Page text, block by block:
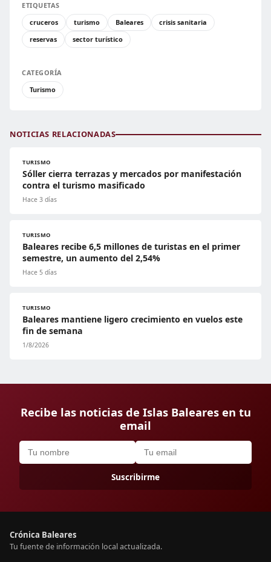
ETIQUETAS
cruceros
turismo Baleares
crisis sanitaria
reservas
sector turístico
CATEGORÍA
Turismo
NOTICIAS RELACIONADAS
TURISMO
Sóller cierra terrazas y mercados por manifestación
contra el turismo masificado
Hace 3 días
TURISMO
Baleares recibe 6,5 millones de turistas en el primer
semestre, un aumento del 2,54%
Hace 5 días
TURISMO
Baleares mantiene ligero crecimiento en vuelos este
fin de semana
1/8/2026
Recibe las noticias de Islas Baleares en tu
email
Suscribirme
Crónica Baleares
Tu fuente de información local actualizada.